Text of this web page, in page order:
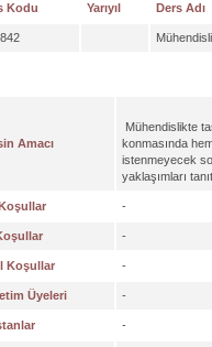
Kodu Yarıyıl Ders Adı
Amacı
Mühendislikte
konmasında
istenmeyecek
yaklaşımları
-
-
Koşullar -
Üyeleri -
-